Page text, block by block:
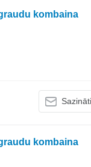
kombaina
kombaina